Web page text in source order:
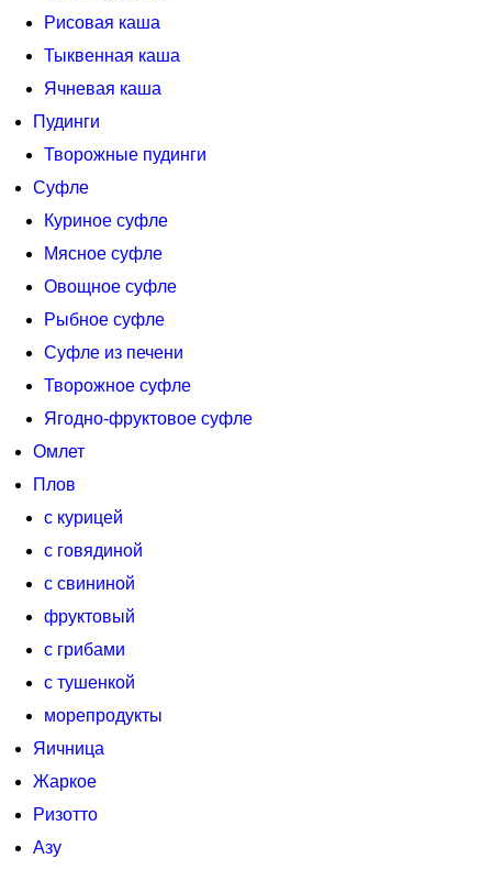
Рисовая каша
Тыквенная каша
Ячневая каша
Пудинги
Творожные пудинги
Суфле
Куриное суфле
Мясное суфле
Овощное суфле
Рыбное суфле
Суфле из печени
Творожное суфле
Ягодно-фруктовое суфле
Омлет
Плов
с курицей
с говядиной
с свининой
фруктовый
с грибами
с тушенкой
морепродукты
Яичница
Жаркое
Ризотто
Азу